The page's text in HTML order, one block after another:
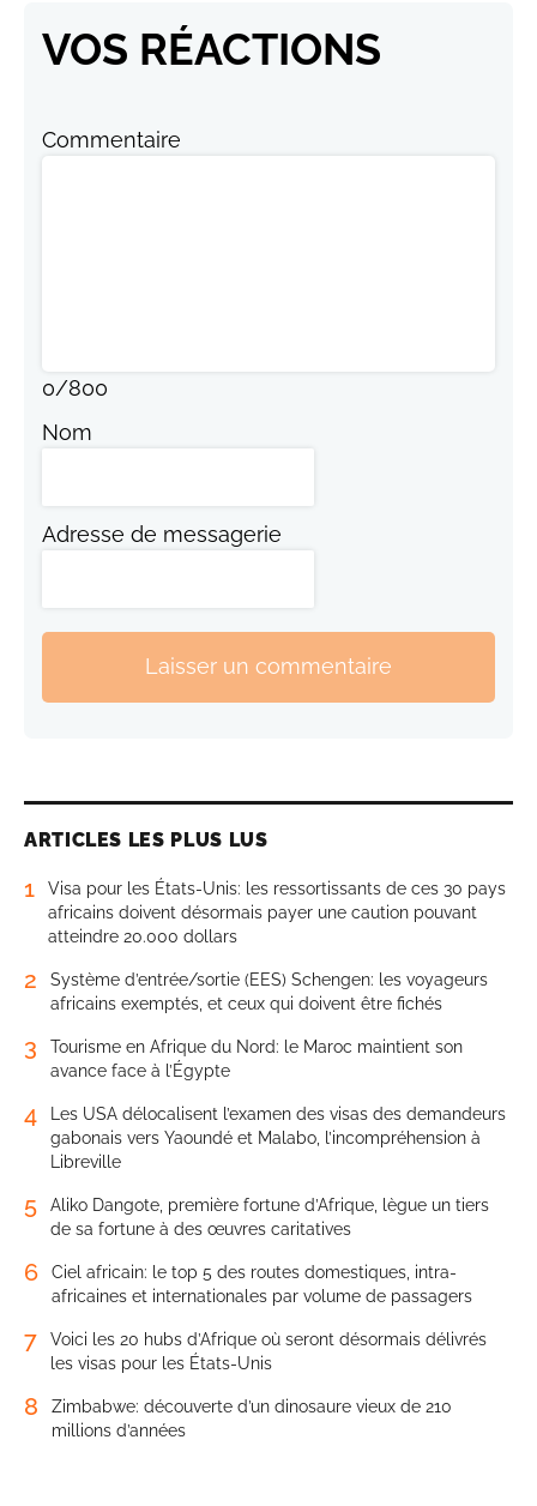
VOS RÉACTIONS
Commentaire
0/800
Nom
Adresse de messagerie
Laisser un commentaire
ARTICLES LES PLUS LUS
1
Visa pour les États-Unis: les ressortissants de ces 30 pays
africains doivent désormais payer une caution pouvant
atteindre 20.000 dollars
2
Système d’entrée/sortie (EES) Schengen: les voyageurs
africains exemptés, et ceux qui doivent être fichés
3
Tourisme en Afrique du Nord: le Maroc maintient son
avance face à l’Égypte
4
Les USA délocalisent l’examen des visas des demandeurs
gabonais vers Yaoundé et Malabo, l’incompréhension à
Libreville
5
Aliko Dangote, première fortune d’Afrique, lègue un tiers
de sa fortune à des œuvres caritatives
6
Ciel africain: le top 5 des routes domestiques, intra-
africaines et internationales par volume de passagers
7
Voici les 20 hubs d’Afrique où seront désormais délivrés
les visas pour les États-Unis
8
Zimbabwe: découverte d’un dinosaure vieux de 210
millions d’années